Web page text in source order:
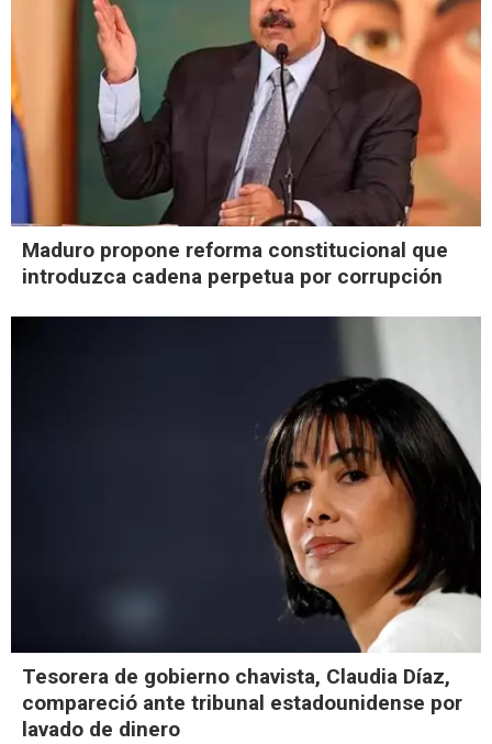
Maduro propone reforma constitucional que
introduzca cadena perpetua por corrupción
Tesorera de gobierno chavista, Claudia Díaz,
compareció ante tribunal estadounidense por
lavado de dinero